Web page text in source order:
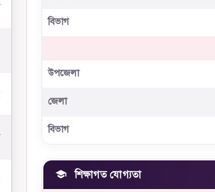
বিভাগ
উপজেলা
জেলা
বিভাগ
শিক্ষাগত যোগ্যতা